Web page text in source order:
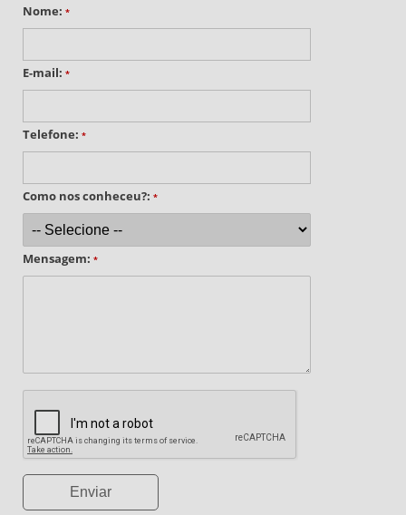
Nome: *
E-mail: *
Telefone: *
Como nos conheceu?: *
Mensagem: *